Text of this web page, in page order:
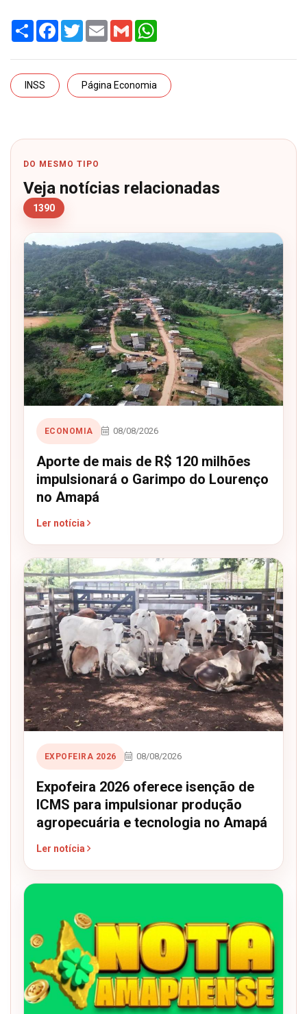
Share Facebook
TwitterEmail Gmail
INSS Página Economia
DO MESMO TIPO
Veja notícias relacionadas
1390
ECONOMIA 08/08/2026
Aporte de mais de R$ 120 milhões
impulsionará o Garimpo do Lourenço
no Amapá
Ler notícia
EXPOFEIRA 2026 08/08/2026
Expofeira 2026 oferece isenção de
ICMS para impulsionar produção
agropecuária e tecnologia no Amapá
Ler notícia